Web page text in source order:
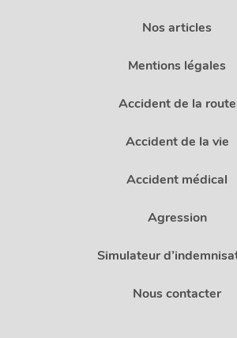
Nos articles
Mentions légales
Accident de la route
Accident de la vie
Accident médical
Agression
Simulateur
Nous contacter